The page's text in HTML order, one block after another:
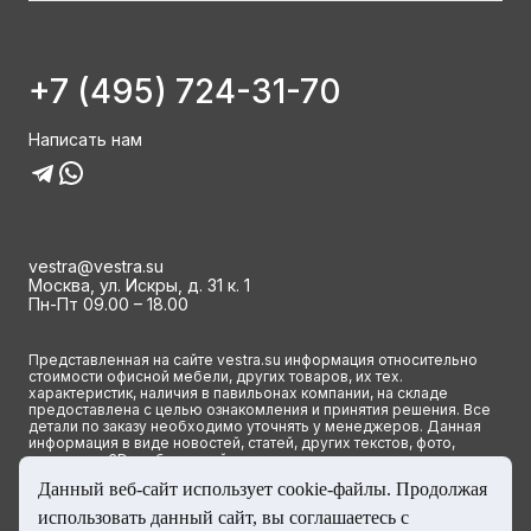
+7 (495) 724-31-70
Написать нам
vestra@vestra.su
Москва, ул. Искры, д. 31 к. 1
Пн-Пт 09.00 – 18.00
Представленная на сайте vestra.su информация относительно
стоимости офисной мебели, других товаров, их тех.
характеристик, наличия в павильонах компании, на складе
предоставлена с целью ознакомления и принятия решения. Все
детали по заказу необходимо уточнять у менеджеров. Данная
информация в виде новостей, статей, других текстов, фото,
картинок и 3D изображений ни при каких условиях не является
положениями ст. 437(2) Гражданского кодекса РФ.
Данный веб-сайт использует cookie-файлы. Продолжая
использовать данный сайт, вы соглашаетесь с